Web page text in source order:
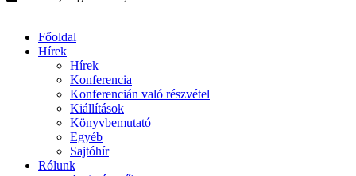
Főoldal
Hírek
Hírek
Konferencia
Konferencián való részvétel
Kiállítások
Könyvbemutató
Egyéb
Sajtóhír
Rólunk